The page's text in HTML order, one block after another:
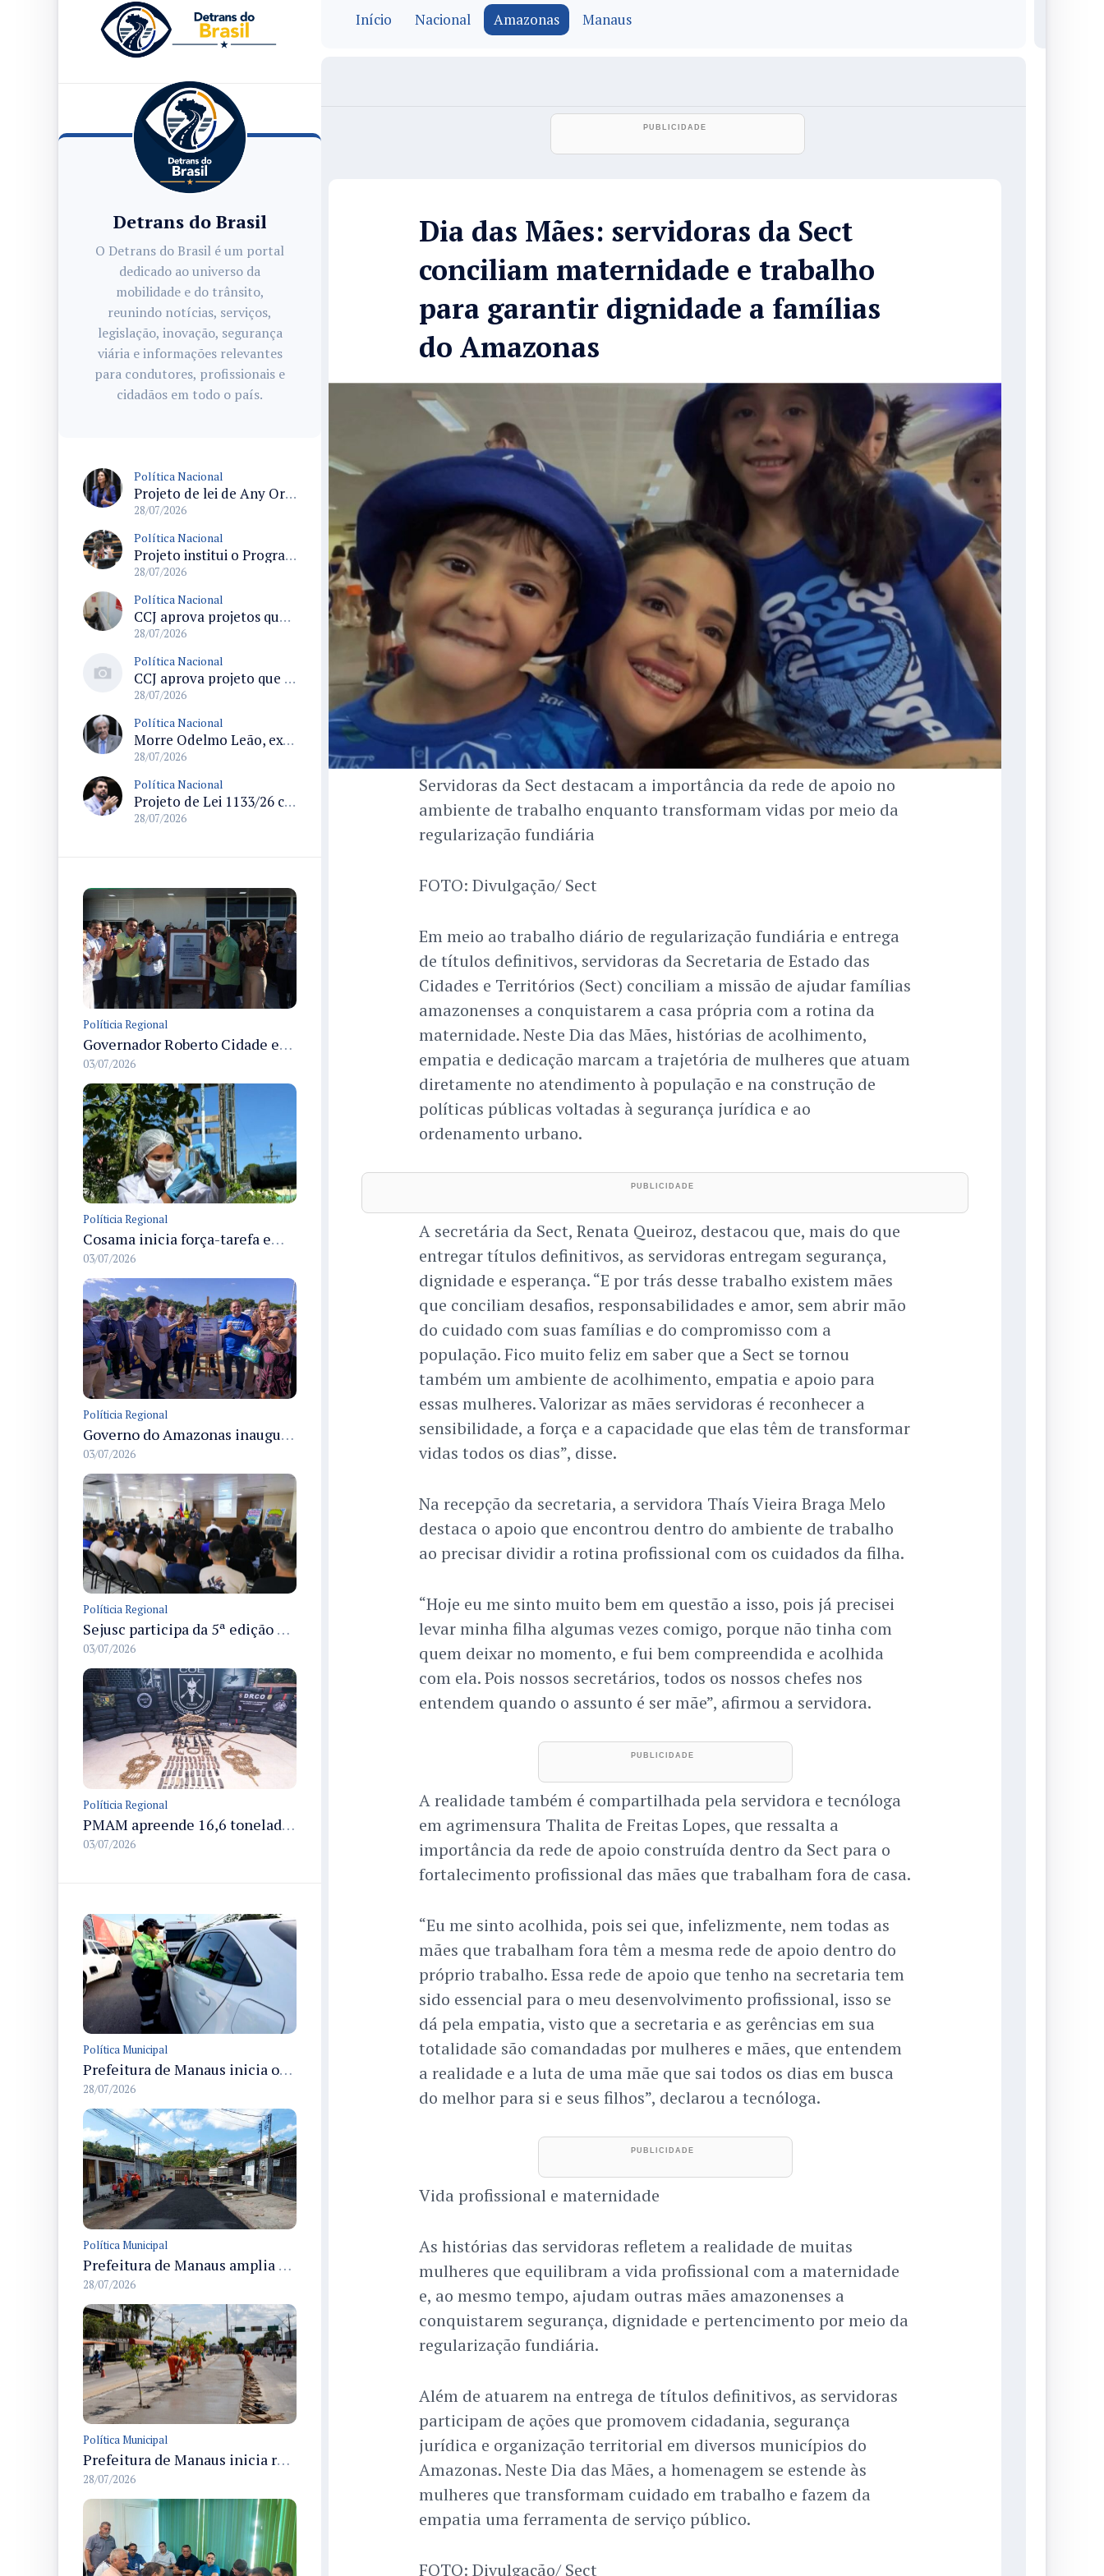
Detrans do Brasil
O Detrans do Brasil é um portal
dedicado ao universo da
mobilidade e do trânsito,
reunindo notícias, serviços,
legislação, inovação, segurança
viária e informações relevantes
para condutores, profissionais e
cidadãos em todo o país.
Política Nacional
Projeto de lei de Any Ortiz retira obrigação de ajuste escolar para a Copa do Mundo Feminina 2027
28/07/2026
Política Nacional
Projeto institui o Programa Nacional de Apoio ao Aleitamento Humano em Emergências (Prame) na Câmara dos Deputados
28/07/2026
Política Nacional
CCJ aprova projetos que criam datas comemorativas e reconhecem Uberlândia como capital do paradesporto
28/07/2026
Política Nacional
CCJ aprova projeto que reconhece soldadinho-do-araripe como ave-símbolo da Chapada do Araripe
28/07/2026
Política Nacional
Morre Odelmo Leão, ex-deputado federal e duas vezes prefeito de Uberlândia, aos 80 anos
28/07/2026
Política Nacional
Projeto de Lei 1133/26 cria política de atendimento psicológico voluntário com dedução no Imposto de Renda
28/07/2026
Políticia Regional
Governador Roberto Cidade entrega readequação do ambulatório da FCecon e amplia capacidade de atendimento oncológico em Manaus
03/07/2026
Políticia Regional
Cosama inicia força-tarefa em Anamã para fortalecer abastecimento de água e segurança hídrica da população
03/07/2026
Políticia Regional
Governo do Amazonas inaugura primeiro Castramóvel Fluvial para atendimento veterinário às comunidades ribeirinhas e castração gratuita
03/07/2026
Políticia Regional
Sejusc participa da 5ª edição do Caminhos Literários com foco na cultura hip-hop nas unidades socioeducativas
03/07/2026
Políticia Regional
PMAM apreende 16,6 toneladas de entorpecentes e registra aumento nas prisões em flagrante e nas capturas de foragidos no primeiro semestre de 2026
03/07/2026
Política Municipal
Prefeitura de Manaus inicia operação Mobilidade Segura para reduzir sinistros com vítimas na cidade
28/07/2026
Política Municipal
Prefeitura de Manaus amplia recuperação asfáltica na rua Araci para melhorar mobilidade e segurança
28/07/2026
Política Municipal
Prefeitura de Manaus inicia revitalização dos canteiros centrais em dez corredores viários da cidade
28/07/2026
Início Nacional Amazonas Manaus
Dia das Mães: servidoras da Sect
conciliam maternidade e trabalho
para garantir dignidade a famílias
do Amazonas
Servidoras da Sect destacam a importância da rede de apoio no
ambiente de trabalho enquanto transformam vidas por meio da
regularização fundiária
FOTO: Divulgação/ Sect
Em meio ao trabalho diário de regularização fundiária e entrega
de títulos definitivos, servidoras da Secretaria de Estado das
Cidades e Territórios (Sect) conciliam a missão de ajudar famílias
amazonenses a conquistarem a casa própria com a rotina da
maternidade. Neste Dia das Mães, histórias de acolhimento,
empatia e dedicação marcam a trajetória de mulheres que atuam
diretamente no atendimento à população e na construção de
políticas públicas voltadas à segurança jurídica e ao
ordenamento urbano.
A secretária da Sect, Renata Queiroz, destacou que, mais do que
entregar títulos definitivos, as servidoras entregam segurança,
dignidade e esperança. “E por trás desse trabalho existem mães
que conciliam desafios, responsabilidades e amor, sem abrir mão
do cuidado com suas famílias e do compromisso com a
população. Fico muito feliz em saber que a Sect se tornou
também um ambiente de acolhimento, empatia e apoio para
essas mulheres. Valorizar as mães servidoras é reconhecer a
sensibilidade, a força e a capacidade que elas têm de transformar
vidas todos os dias”, disse.
Na recepção da secretaria, a servidora Thaís Vieira Braga Melo
destaca o apoio que encontrou dentro do ambiente de trabalho
ao precisar dividir a rotina profissional com os cuidados da filha.
“Hoje eu me sinto muito bem em questão a isso, pois já precisei
levar minha filha algumas vezes comigo, porque não tinha com
quem deixar no momento, e fui bem compreendida e acolhida
com ela. Pois nossos secretários, todos os nossos chefes nos
entendem quando o assunto é ser mãe”, afirmou a servidora.
A realidade também é compartilhada pela servidora e tecnóloga
em agrimensura Thalita de Freitas Lopes, que ressalta a
importância da rede de apoio construída dentro da Sect para o
fortalecimento profissional das mães que trabalham fora de casa.
“Eu me sinto acolhida, pois sei que, infelizmente, nem todas as
mães que trabalham fora têm a mesma rede de apoio dentro do
próprio trabalho. Essa rede de apoio que tenho na secretaria tem
sido essencial para o meu desenvolvimento profissional, isso se
dá pela empatia, visto que a secretaria e as gerências em sua
totalidade são comandadas por mulheres e mães, que entendem
a realidade e a luta de uma mãe que sai todos os dias em busca
do melhor para si e seus filhos”, declarou a tecnóloga.
Vida profissional e maternidade
As histórias das servidoras refletem a realidade de muitas
mulheres que equilibram a vida profissional com a maternidade
e, ao mesmo tempo, ajudam outras mães amazonenses a
conquistarem segurança, dignidade e pertencimento por meio da
regularização fundiária.
Além de atuarem na entrega de títulos definitivos, as servidoras
participam de ações que promovem cidadania, segurança
jurídica e organização territorial em diversos municípios do
Amazonas. Neste Dia das Mães, a homenagem se estende às
mulheres que transformam cuidado em trabalho e fazem da
empatia uma ferramenta de serviço público.
FOTO: Divulgação/ Sect